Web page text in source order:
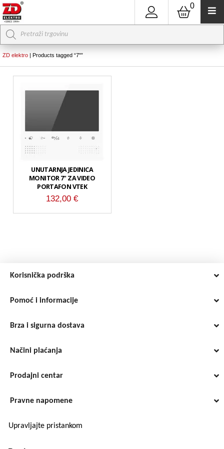
0
Products
search
ZD elektro | Products tagged “7"”
UNUTARNJA JEDINICA
MONITOR 7" ZA VIDEO
PORTAFON VTEK
132,00€
Korisnička podrška
Pomoć i informacije
Brza i sigurna dostava
Načini plaćanja
Prodajni centar
Pravne napomene
Upravljajte pristankom